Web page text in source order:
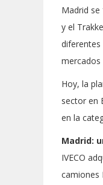
Madrid se
y el
diferentes
mercados
Hoy, la
sector en
en la
Madrid:
IVECO
camiones